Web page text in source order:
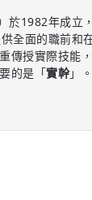
於1982年成立
全面的職前和
傳授實際技能
的是「實幹」。